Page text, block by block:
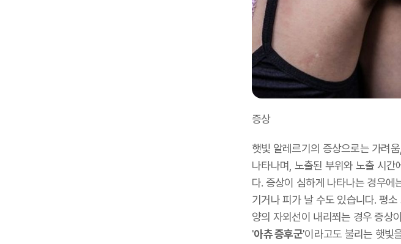
증상
햇빛 알레르기의 증상으로는 가려
나타나며, 노출된 부위와 노출 시간
다. 증상이 심하게 나타나는 경우에
기거나 피가 날 수도 있습니다. 평
양의 자외선이 내리쬐는 경우 증상
'아츄 증후군'이라고도 불리는 햇빛